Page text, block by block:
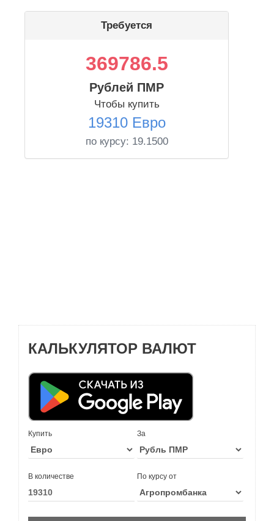
Требуется
369786.5
Рублей ПМР
Чтобы купить
19310 Евро
по курсу: 19.1500
КАЛЬКУЛЯТОР ВАЛЮТ
Купить За
В количестве По курсу от